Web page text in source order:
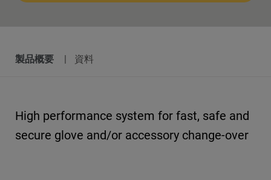
製品概要 資料
High performance system for fast, safe and
secure glove and/or accessory change-over